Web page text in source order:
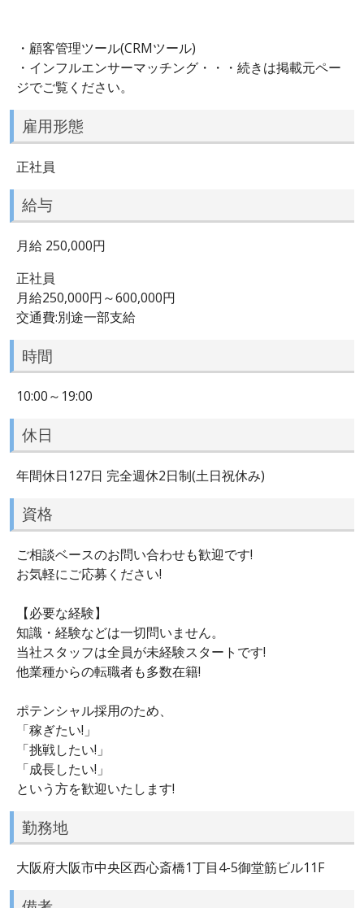
・顧客管理ツール(CRMツール)
・インフルエンサーマッチング・・・続きは掲載元ペー
ジでご覧ください。
雇用形態
正社員
給与
月給 250,000円
正社員
月給250,000円～600,000円
交通費:別途一部支給
時間
10:00～19:00
休日
年間休日127日 完全週休2日制(土日祝休み)
資格
ご相談ベースのお問い合わせも歓迎です!
お気軽にご応募ください!
【必要な経験】
知識・経験などは一切問いません。
当社スタッフは全員が未経験スタートです!
他業種からの転職者も多数在籍!
ポテンシャル採用のため、
「稼ぎたい!」
「挑戦したい!」
「成長したい!」
という方を歓迎いたします!
勤務地
大阪府大阪市中央区西心斎橋1丁目4-5御堂筋ビル11F